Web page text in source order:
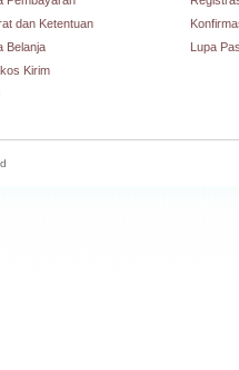
dan Ketentuan
Belanja
Kirim
Lupa